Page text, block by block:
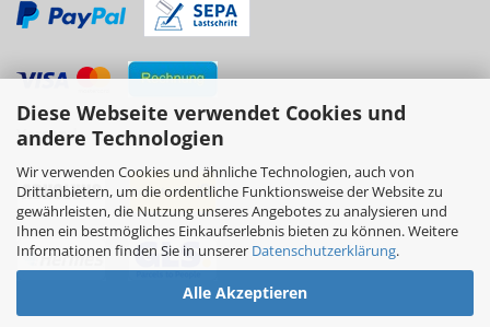
Diese Webseite verwendet Cookies und
andere Technologien
Wir verwenden Cookies und ähnliche Technologien, auch von
Drittanbietern, um die ordentliche Funktionsweise der Website zu
gewährleisten, die Nutzung unseres Angebotes zu analysieren und
Ihnen ein bestmögliches Einkaufserlebnis bieten zu können. Weitere
Informationen finden Sie in unserer Datenschutzerklärung.
Alle Akzeptieren
Versand